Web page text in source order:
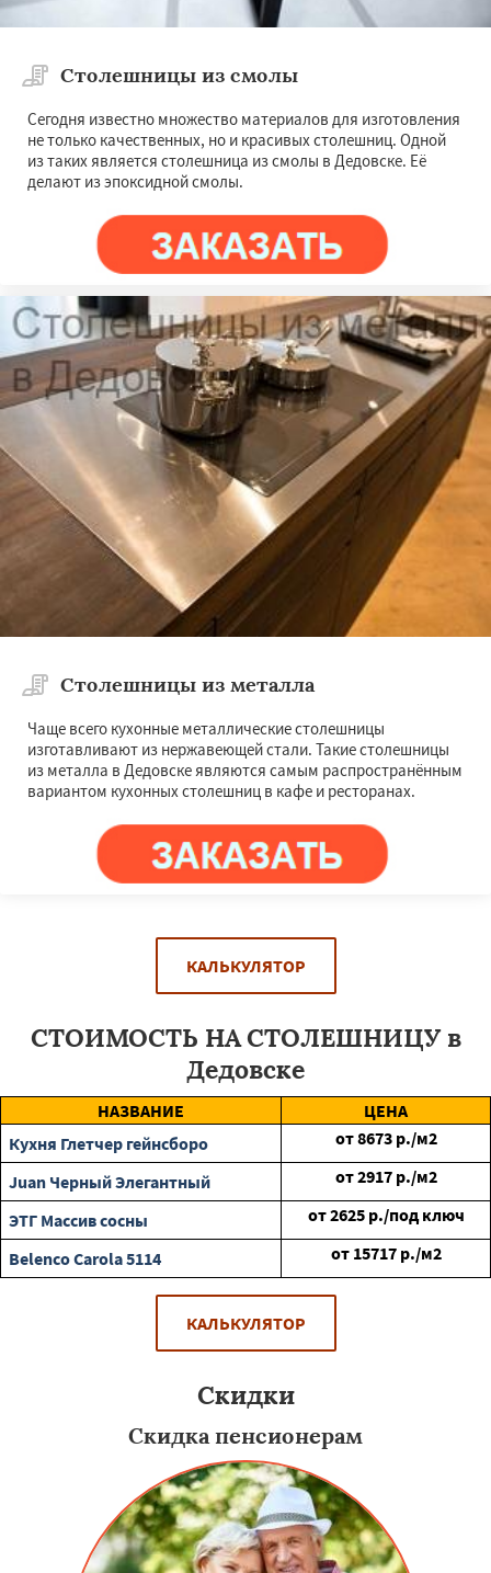
Столешницы из смолы
Сегодня известно множество материалов для изготовления
не только качественных, но и красивых столешниц. Одной
из таких является столешница из смолы в Дедовске. Её
делают из эпоксидной смолы.
Столешницы из металла
Чаще всего кухонные металлические столешницы
изготавливают из нержавеющей стали. Такие столешницы
из металла в Дедовске являются самым распространённым
вариантом кухонных столешниц в кафе и ресторанах.
КАЛЬКУЛЯТОР
СТОИМОСТЬ НА СТОЛЕШНИЦУ в
Дедовске
НАЗВАНИЕ
ЦЕНА
Кухня Глетчер гейнсборо
от8673 р./м2
Juan Черный Элегантный
от2917 р./м2
ЭТГ Массив сосны
от2625 р./под ключ
Belenco Carola 5114
от 15717 р./м2
КАЛЬКУЛЯТОР
Скидки
Скидка пенсионерам